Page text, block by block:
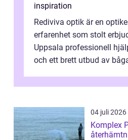
inspiration
Rediviva optik är en
erfarenhet som stolt
Uppsala professionell
och ett brett utbud av
04 juli 2026
Komplex